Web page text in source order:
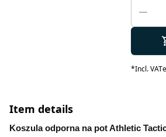
*Incl. VAT
Item details
Koszula odporna na pot Athletic